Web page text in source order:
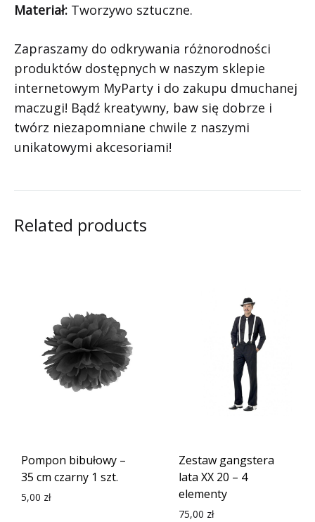
Materiał: Tworzywo sztuczne.
Zapraszamy do odkrywania różnorodności
produktów dostępnych w naszym sklepie
internetowym MyParty i do zakupu dmuchanej
maczugi! Bądź kreatywny, baw się dobrze i
twórz niezapomniane chwile z naszymi
unikatowymi akcesoriami!
Related products
Pompon bibułowy –
35 cm czarny 1 szt.
5,00 zł
Zestaw gangstera
lata XX 20 – 4
elementy
75,00 zł